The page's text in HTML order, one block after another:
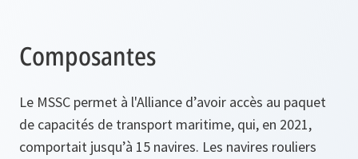
Composantes
Le MSSC permet à l'Alliance d’avoir accès au paquet
de capacités de transport maritime, qui, en 2021,
comportait jusqu’à 15 navires. Les navires rouliers